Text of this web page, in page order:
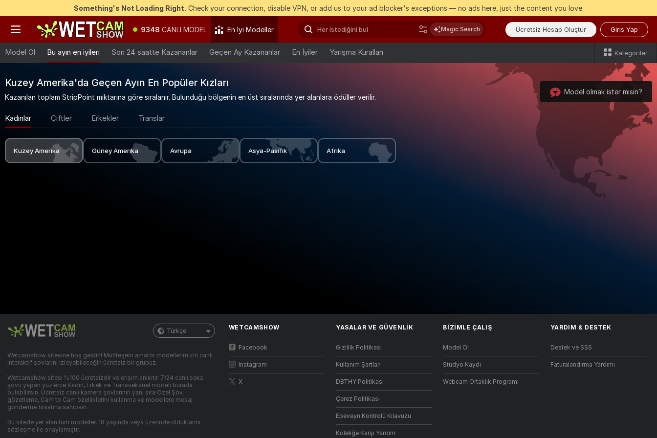
Something's Not Loading Right. Check your connection, disable VPN, or add us to your ad blocker's exceptions — no ads here, just the content you love.
9348 CANLI MODEL En İyi Modeller Magic Search Ücretsiz Hesap Oluştur Giriş Yap
Model Ol Bu ayın en iyileri Son 24 saatte Kazananlar Geçen Ay Kazananlar En İyiler Yarışma Kuralları Kategoriler
Kuzey Amerika'da Geçen Ayın En Popüler Kızları
Kazanılan toplam StripPoint miktarına göre sıralanır. Bulunduğu bölgenin en üst sıralarında yer alanlara ödüller verilir.
Model olmak ister misin?
Kadınlar Çiftler Erkekler Translar
Kuzey Amerika Güney Amerika Avrupa Asya-Pasifik Afrika
Türkçe
Wetcamshow sitesine hoş geldin! Muhteşem amatör modellerimizin canlı
interaktif şovlarını izleyebileceğin ücretsiz bir grubuz.
Wetcamshow sitesi %100 ücretsizdir ve erişim anlıktır. 7/24 canlı seks
şovu yapan yüzlerce Kadın, Erkek ve Transseksüel modeli burada
bulabilirsin. Ücretsiz canlı kamera şovlarının yanı sıra Özel Şov,
gözetleme, Cam to Cam özelliklerini kullanma ve modellere mesaj
gönderme fırsatına sahipsin.
Bu sitede yer alan tüm modeller, 18 yaşında veya üzerinde olduklarını
sözleşme ile onaylamıştır.
WETCAMSHOW
Facebook
Instagram
X
YASALAR VE GÜVENLIK
Gizlilik Politikası
Kullanım Şartları
DBTHY Politikası
Çerez Politikası
Ebeveyn Kontrolü Kılavuzu
Köleliğe Karşı Yardım
BIZIMLE ÇALIŞ
Model Ol
Stüdyo Kaydı
Webcam Ortaklık Programı
YARDIM & DESTEK
Destek ve SSS
Faturalandırma Yardımı